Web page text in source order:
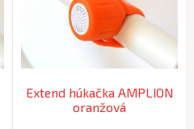
Extend húkačka AMPLION
oranžová